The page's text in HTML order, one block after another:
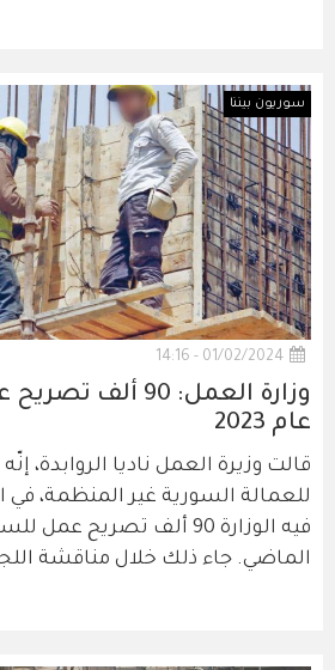
سوريون بيننا
01/02/2024 - 14:16
وزارة العمل: 90
عام 2023
قالت وزيرة العمل ناديا الروابدة،
للعمالة السورية غير المنظمة،
فيه الوزارة 90 ألف تصريح
الماضي. جاء ذلك خلال مناقشة